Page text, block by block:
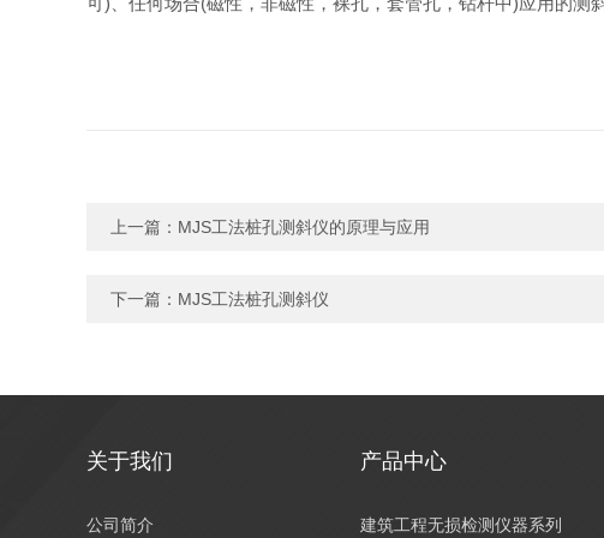
上一篇： MJS工法桩孔测斜仪的原理与应用
下一篇： MJS工法桩孔测斜仪
关于我们
公司简介
产品中心
建筑工程无损检测仪器系列